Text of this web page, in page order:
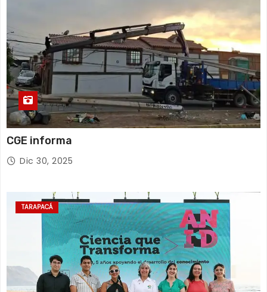
CGE informa
Dic 30, 2025
TARAPACÁ